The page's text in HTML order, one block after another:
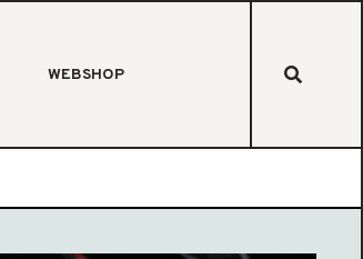
WEBSHOP